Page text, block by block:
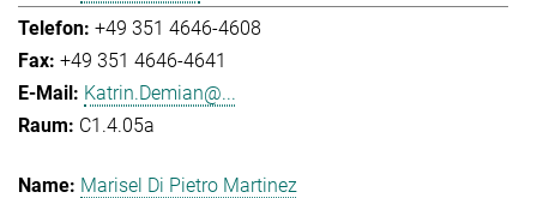
+49 351 4646-4608
+49 351 4646-4641
Katrin.Demian@...
C1.4.05a
Marisel Di Pietro Martinez